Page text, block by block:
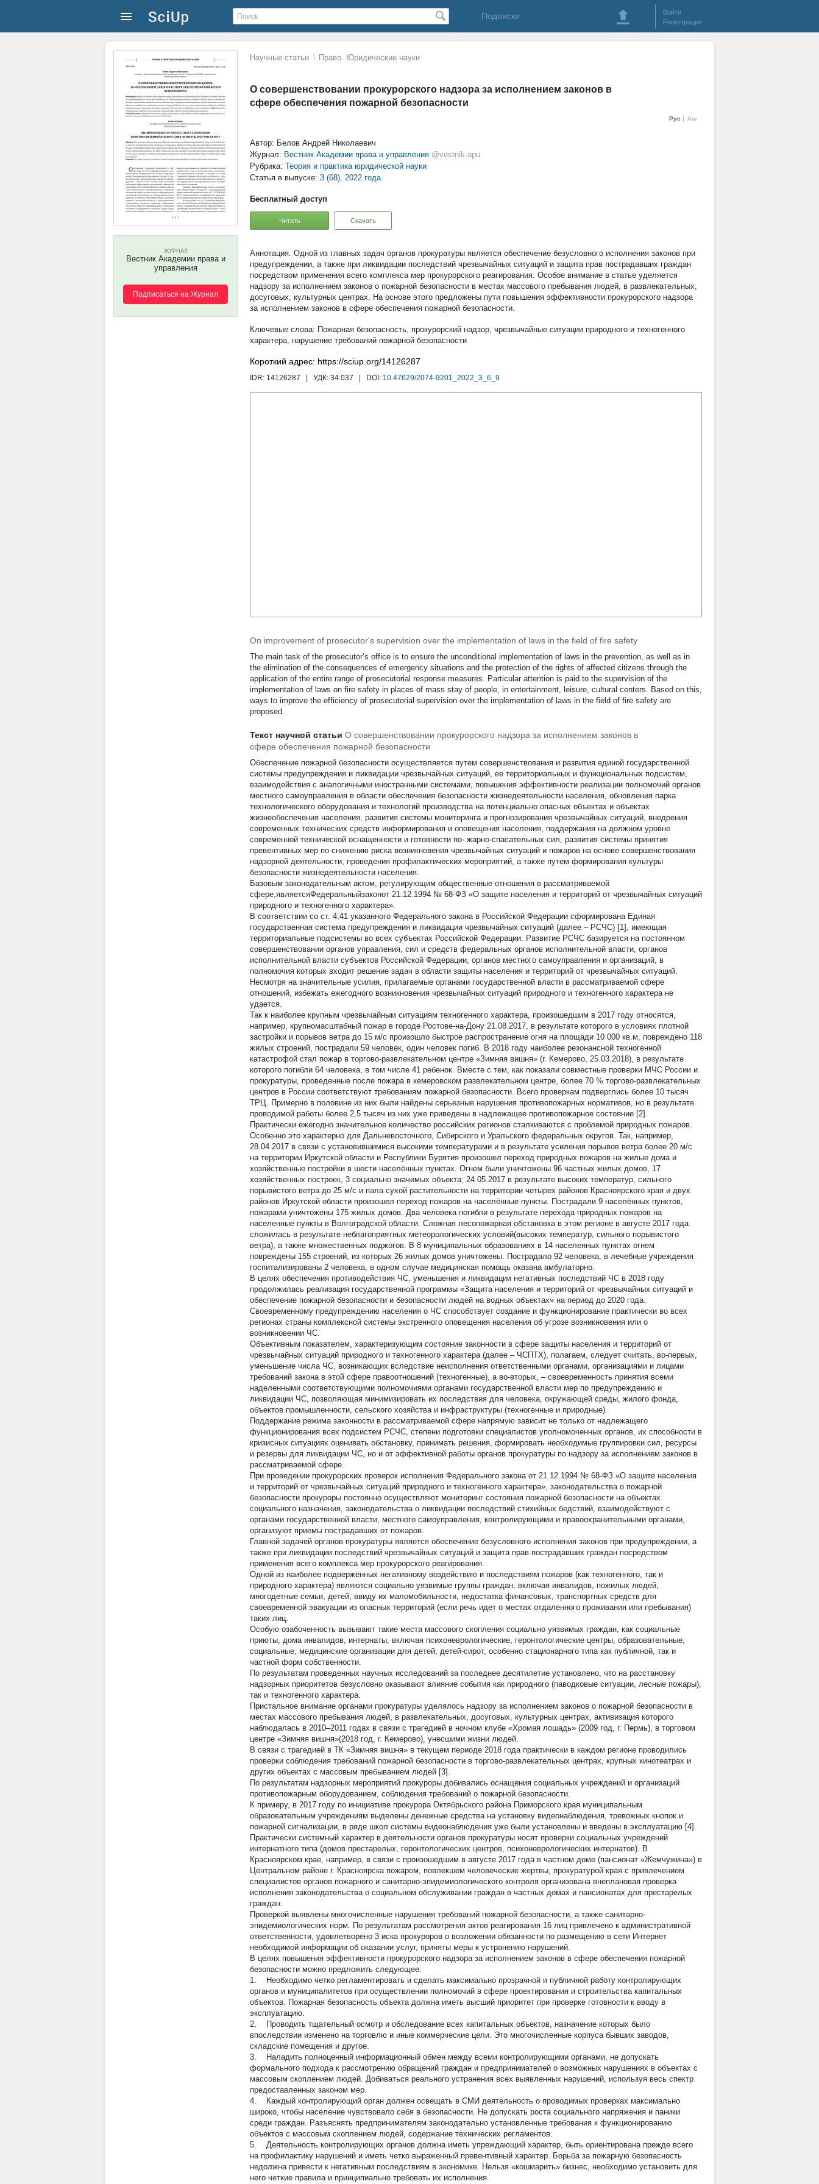
Подписки
Войти
Регистрация
Научные статьи \ Право. Юридические науки
О совершенствовании прокурорского надзора за исполнением законов в
сфере обеспечения пожарной безопасности
Рус Анг
ЖУРНАЛ
Вестник Академии права и
управления
Подписаться на Журнал
Автор: Белов Андрей Николаевич
Журнал: Вестник Академии права и управления @vestnik-apu
Рубрика: Теория и практика юридической науки
Статья в выпуске: 3 (68), 2022 года.
Бесплатный доступ
Читать Скачать
Одной из главных задач органов прокуратуры является обеспечение безусловного исполнения законов при
предупреждении, а также при ликвидации последствий чрезвычайных ситуаций и защита прав пострадавших граждан
посредством применения всего комплекса мер прокурорского реагирования. Особое внимание в статье уделяется
надзору за исполнением законов о пожарной безопасности в местах массового пребывания людей, в развлекательных,
досуговых, культурных центрах. На основе этого предложены пути повышения эффективности прокурорского надзора
за исполнением законов в сфере обеспечения пожарной безопасности.
Пожарная безопасность, прокурорский надзор, чрезвычайные ситуации природного и техногенного
характера, нарушение требований пожарной безопасности
Короткий адрес: https://sciup.org/14126287
IDR: 14126287 | УДК: 34.037 | DOI: 10.47629/2074-9201_2022_3_6_9
On improvement of prosecutor's supervision over the implementation of laws in the field of fire safety
The main task of the prosecutor’s office is to ensure the unconditional implementation of laws in the prevention, as well as in
the elimination of the consequences of emergency situations and the protection of the rights of affected citizens through the
application of the entire range of prosecutorial response measures. Particular attention is paid to the supervision of the
implementation of laws on fire safety in places of mass stay of people, in entertainment, leisure, cultural centers. Based on this,
ways to improve the efficiency of prosecutorial supervision over the implementation of laws in the field of fire safety are
proposed.
Текст научной статьи О совершенствовании прокурорского надзора за исполнением законов в
сфере обеспечения пожарной безопасности
Обеспечение пожарной безопасности осуществляется путем совершенствования и развития единой государственной
системы предупреждения и ликвидации чрезвычайных ситуаций, ее территориальных и функциональных подсистем,
взаимодействия с аналогичными иностранными системами, повышения эффективности реализации полномочий органов
местного самоуправления в области обеспечения безопасности жизнедеятельности населения, обновления парка
технологического оборудования и технологий производства на потенциально опасных объектах и объектах
жизнеобеспечения населения, развития системы мониторинга и прогнозирования чрезвычайных ситуаций, внедрения
современных технических средств информирования и оповещения населения, поддержания на должном уровне
современной технической оснащенности и готовности по- жарно-спасательных сил, развития системы принятия
превентивных мер по снижению риска возникновения чрезвычайных ситуаций и пожаров на основе совершенствования
надзорной деятельности, проведения профилактических мероприятий, а также путем формирования культуры
безопасности жизнедеятельности населения.
Базовым законодательным актом, регулирующим общественные отношения в рассматриваемой
сфере,являетсяФедеральныйзаконот 21.12.1994 № 68-ФЗ «О защите населения и территорий от чрезвычайных ситуаций
природного и техногенного характера».
В соответствии со ст. 4,41 указанного Федерального закона в Российской Федерации сформирована Единая
государственная система предупреждения и ликвидации чрезвычайных ситуаций (далее – РСЧС) [1], имеющая
территориальные подсистемы во всех субъектах Российской Федерации. Развитие РСЧС базируется на постоянном
совершенствовании органов управления, сил и средств федеральных органов исполнительной власти, органов
исполнительной власти субъектов Российской Федерации, органов местного самоуправления и организаций, в
полномочия которых входит решение задач в области защиты населения и территорий от чрезвычайных ситуаций.
Несмотря на значительные усилия, прилагаемые органами государственной власти в рассматриваемой сфере
отношений, избежать ежегодного возникновения чрезвычайных ситуаций природного и техногенного характера не
удается.
Так к наиболее крупным чрезвычайным ситуациям техногенного характера, произошедшим в 2017 году относятся,
например, крупномасштабный пожар в городе Ростове-на-Дону 21.08.2017, в результате которого в условиях плотной
застройки и порывов ветра до 15 м/с произошло быстрое распространение огня на площади 10 000 кв.м, повреждено 118
жилых строений, пострадали 59 человек, один человек погиб. В 2018 году наиболее резонансной техногенной
катастрофой стал пожар в торгово-развлекательном центре «Зимняя вишня» (г. Кемерово, 25.03.2018), в результате
которого погибли 64 человека, в том числе 41 ребенок. Вместе с тем, как показали совместные проверки МЧС России и
прокуратуры, проведенные после пожара в кемеровском развлекательном центре, более 70 % торгово-развлекательных
центров в России соответствуют требованиям пожарной безопасности. Всего проверкам подверглись более 10 тысяч
ТРЦ. Примерно в половине из них были найдены серьезные нарушения противопожарных нормативов, но в результате
проводимой работы более 2,5 тысяч из них уже приведены в надлежащее противопожарное состояние [2].
Практически ежегодно значительное количество российских регионов сталкиваются с проблемой природных пожаров.
Особенно это характерно для Дальневосточного, Сибирского и Уральского федеральных округов. Так, например,
28.04.2017 в связи с установившимися высокими температурами и в результате усиления порывов ветра более 20 м/с
на территории Иркутской области и Республики Бурятия произошел переход природных пожаров на жилые дома и
хозяйственные постройки в шести населённых пунктах. Огнем были уничтожены 96 частных жилых домов, 17
хозяйственных построек, 3 социально значимых объекта; 24.05.2017 в результате высоких температур, сильного
порывистого ветра до 25 м/с и пала сухой растительности на территории четырех районов Красноярского края и двух
районов Иркутской области произошел переход пожаров на населённые пункты. Пострадали 9 населённых пунктов,
пожарами уничтожены 175 жилых домов. Два человека погибли в результате перехода природных пожаров на
населенные пункты в Волгоградской области. Сложная лесопожарная обстановка в этом регионе в августе 2017 года
сложилась в результате неблагоприятных метеорологических условий(высоких температур, сильного порывистого
ветра), а также множественных поджогов. В 8 муниципальных образованиях в 14 населенных пунктах огнем
повреждены 155 строений, из которых 26 жилых домов уничтожены. Пострадало 92 человека, в лечебные учреждения
госпитализированы 2 человека, в одном случае медицинская помощь оказана амбулаторно.
В целях обеспечения противодействия ЧС, уменьшения и ликвидации негативных последствий ЧС в 2018 году
продолжилась реализация государственной программы «Защита населения и территорий от чрезвычайных ситуаций и
обеспечение пожарной безопасности и безопасности людей на водных объектах» на период до 2020 года.
Своевременному предупреждению населения о ЧС способствует создание и функционирование практически во всех
регионах страны комплексной системы экстренного оповещения населения об угрозе возникновения или о
возникновении ЧС.
Объективным показателем, характеризующим состояние законности в сфере защиты населения и территорий от
чрезвычайных ситуаций природного и техногенного характера (далее – ЧСПТХ), полагаем, следует считать, во-первых,
уменьшение числа ЧС, возникающих вследствие неисполнения ответственными органами, организациями и лицами
требований закона в этой сфере правоотношений (техногенные), а во-вторых, – своевременность принятия всеми
наделенными соответствующими полномочиями органами государственной власти мер по предупреждению и
ликвидации ЧС, позволяющая минимизировать их последствия для человека, окружающей среды, жилого фонда,
объектов промышленности, сельского хозяйства и инфраструктуры (техногенные и природные).
Поддержание режима законности в рассматриваемой сфере напрямую зависит не только от надлежащего
функционирования всех подсистем РСЧС, степени подготовки специалистов уполномоченных органов, их способности в
кризисных ситуациях оценивать обстановку, принимать решения, формировать необходимые группировки сил, ресурсы
и резервы для ликвидации ЧС, но и от эффективной работы органов прокуратуры по надзору за исполнением законов в
рассматриваемой сфере.
При проведении прокурорских проверок исполнения Федерального закона от 21.12.1994 № 68-ФЗ «О защите населения
и территорий от чрезвычайных ситуаций природного и техногенного характера», законодательства о пожарной
безопасности прокуроры постоянно осуществляют мониторинг состояния пожарной безопасности на объектах
социального назначения, законодательства о ликвидации последствий стихийных бедствий, взаимодействуют с
органами государственной власти, местного самоуправления, контролирующими и правоохранительными органами,
организуют приемы пострадавших от пожаров.
Главной задачей органов прокуратуры является обеспечение безусловного исполнения законов при предупреждении, а
также при ликвидации последствий чрезвычайных ситуаций и защита прав пострадавших граждан посредством
применения всего комплекса мер прокурорского реагирования.
Одной из наиболее подверженных негативному воздействию и последствиям пожаров (как техногенного, так и
природного характера) являются социально уязвимые группы граждан, включая инвалидов, пожилых людей,
многодетные семьи, детей, ввиду их маломобильности, недостатка финансовых, транспортных средств для
своевременной эвакуации из опасных территорий (если речь идет о местах отдаленного проживания или пребывания)
таких лиц.
Особую озабоченность вызывают такие места массового скопления социально уязвимых граждан, как социальные
приюты, дома инвалидов, интернаты, включая психоневрологические, геронтологические центры, образовательные,
социальные, медицинские организации для детей, детей-сирот, особенно стационарного типа как публичной, так и
частной форм собственности.
По результатам проведенных научных исследований за последнее десятилетие установлено, что на расстановку
надзорных приоритетов безусловно оказывают влияние события как природного (паводковые ситуации, лесные пожары),
так и техногенного характера.
Пристальное внимание органами прокуратуры уделялось надзору за исполнением законов о пожарной безопасности в
местах массового пребывания людей, в развлекательных, досуговых, культурных центрах, активизация которого
наблюдалась в 2010–2011 годах в связи с трагедией в ночном клубе «Хромая лошадь» (2009 год, г. Пермь), в торговом
центре «Зимняя вишня»(2018 год, г. Кемерово), унесшими жизни людей.
В связи с трагедией в ТК «Зимняя вишня» в текущем периоде 2018 года практически в каждом регионе проводились
проверки соблюдения требований пожарной безопасности в торгово-развлекательных центрах, крупных кинотеатрах и
других объектах с массовым пребыванием людей [3].
По результатам надзорных мероприятий прокуроры добивались оснащения социальных учреждений и организаций
противопожарным оборудованием, соблюдения требований о пожарной безопасности.
К примеру, в 2017 году по инициативе прокурора Октябрьского района Приморского края муниципальным
образовательным учреждениям выделены денежные средства на установку видеонаблюдения, тревожных кнопок и
пожарной сигнализации, в ряде школ системы видеонаблюдения уже были установлены и введены в эксплуатацию [4].
Практически системный характер в деятельности органов прокуратуры носят проверки социальных учреждений
интернатного типа (домов престарелых, геронтологических центров, психоневрологических интернатов). В
Красноярском крае, например, в связи с произошедшим в августе 2017 года в частном доме (пансионат «Жемчужина») в
Центральном районе г. Красноярска пожаром, повлекшем человеческие жертвы, прокуратурой края с привлечением
специалистов органов пожарного и санитарно-эпидемиологического контроля организована внеплановая проверка
исполнения законодательства о социальном обслуживании граждан в частных домах и пансионатах для престарелых
граждан.
Проверкой выявлены многочисленные нарушения требований пожарной безопасности, а также санитарно-
эпидемиологических норм. По результатам рассмотрения актов реагирования 16 лиц привлечено к административной
ответственности, удовлетворено 3 иска прокуроров о возложении обязанности по размещению в сети Интернет
необходимой информации об оказании услуг, приняты меры к устранению нарушений.
В целях повышения эффективности прокурорского надзора за исполнением законов в сфере обеспечения пожарной
безопасности можно предложить следующее:
1. Необходимо четко регламентировать и сделать максимально прозрачной и публичной работу контролирующих
органов и муниципалитетов при осуществлении полномочий в сфере проектирования и строительства капитальных
объектов. Пожарная безопасность объекта должна иметь высший приоритет при проверке готовности к вводу в
эксплуатацию.
2. Проводить тщательный осмотр и обследование всех капитальных объектов, назначение которых было
впоследствии изменено на торговлю и иные коммерческие цели. Это многочисленные корпуса бывших заводов,
складские помещения и другое.
3. Наладить полноценный информационный обмен между всеми контролирующими органами, не допускать
формального подхода к рассмотрению обращений граждан и предпринимателей о возможных нарушениях в объектах с
массовым скоплением людей. Добиваться реального устранения всех выявленных нарушений, используя весь спектр
предоставленных законом мер.
4. Каждый контролирующий орган должен освещать в СМИ деятельность о проводимых проверках максимально
широко, чтобы население чувствовало себя в безопасности. Не допускать роста социального напряжения и паники
среди граждан. Разъяснять предпринимателям законодательно установленные требования к функционированию
объектов с массовым скоплением людей, содержание технических регламентов.
5. Деятельность контролирующих органов должна иметь упреждающий характер, быть ориентирована прежде всего
на профилактику нарушений и иметь четко выраженный превентивный характер. Борьба за пожарную безопасность
недолжна привести к негативным последствиям в экономике. Нельзя «кошмарить» бизнес, необходимо установить для
него четкие правила и принципиально требовать их исполнения.